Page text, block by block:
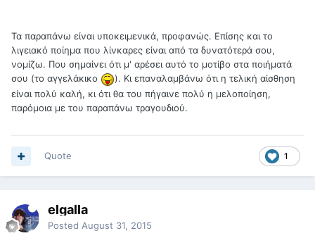
Τα παραπάνω είναι υποκειμενικά, προφανώς. Επίσης και το
λιγειακό ποίημα που λίνκαρες είναι από τα δυνατότερά σου,
νομίζω. Που σημαίνει ότι μ' αρέσει αυτό το μοτίβο στα ποιήματά
σου (το αγγελάκικο
). Κι επαναλαμβάνω ότι η τελική αίσθηση
είναι πολύ καλή, κι ότι θα του πήγαινε πολύ η μελοποίηση,
παρόμοια με του παραπάνω τραγουδιού.
1
Quote
elgalla
Posted August 31, 2015